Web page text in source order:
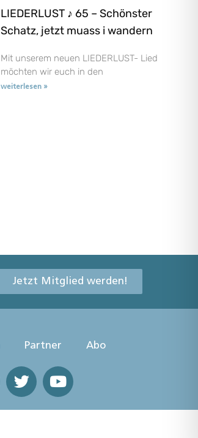
LIEDERLUST ♪ 65 – Schönster
Schatz, jetzt muass i wandern
Mit unserem neuen LIEDERLUST- Lied
möchten wir euch in den
weiterlesen »
Jetzt Mitglied werden!
Partner Abo